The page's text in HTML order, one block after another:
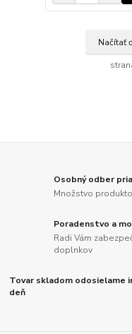
Načítať
Osobný odber
Množstvo
Poradenstvo a
Radi Vám
doplnkov
Tovar skladom odosielame
deň